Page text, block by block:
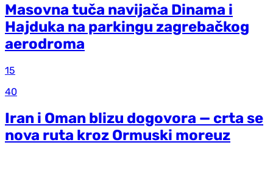
Masovna tuča navijača Dinama i
Hajduka na parkingu zagrebačkog
aerodroma
15
40
Iran i Oman blizu dogovora — crta se
nova ruta kroz Ormuski moreuz